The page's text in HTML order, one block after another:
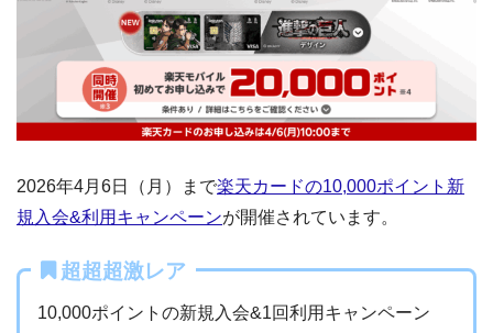
2026年4月6日（月）まで楽天カードの10,000ポイント新
規入会&利用キャンペーンが開催されています。
超超超激レア
10,000ポイントの新規入会&1回利用キャンペーン